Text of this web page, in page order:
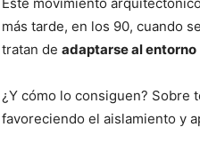
Este movimiento
más tarde, en los 90, cuando
tratan de adaptarse al entorno
¿Y cómo lo consiguen? Sobre
favoreciendo el aislamiento y